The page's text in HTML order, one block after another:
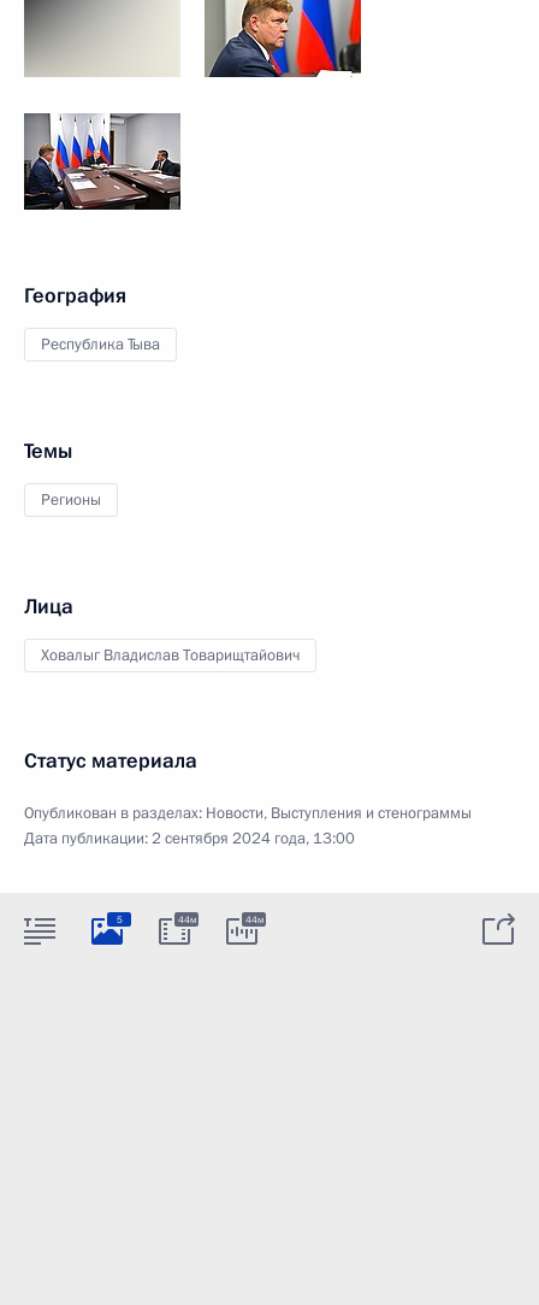
География
Республика Тыва
Темы
Регионы
Лица
Ховалыг Владислав Товарищтайович
Статус материала
Опубликован в разделах: Новости, Выступления и стенограммы
Дата публикации:2 сентября 2024 года, 13:00
5 44м 44м